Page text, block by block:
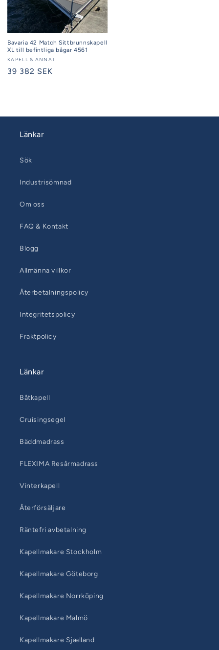
Bavaria 42 Match Sittbrunnskapell
XL till befintliga bågar 4561
Säljare:
KAPELL & ANNAT
Ordinarie
39 382 SEK
Länkar
Sök
Industrisömnad
Om oss
FAQ & Kontakt
Blogg
Allmänna villkor
Återbetalningspolicy
Integritetspolicy
Fraktpolicy
Länkar
Båtkapell
Cruisingsegel
Bäddmadrass
FLEXIMA Resårmadrass
Vinterkapell
Återförsäljare
Räntefri avbetalning
Kapellmakare Stockholm
Kapellmakare Göteborg
Kapellmakare Norrköping
Kapellmakare Malmö
Kapellmakare Sjælland